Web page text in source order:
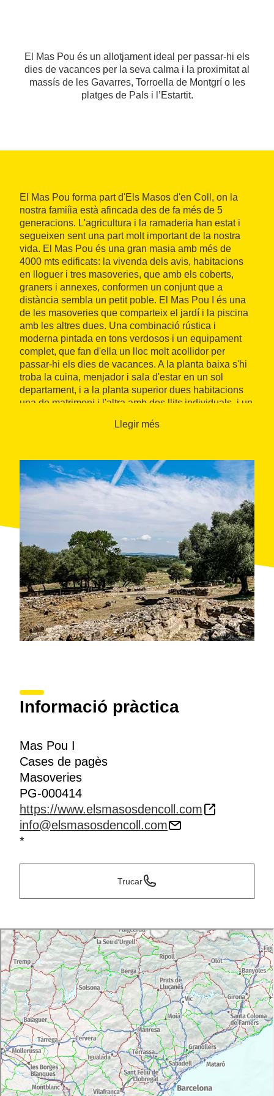
El Mas Pou és un allotjament ideal per passar-hi els
dies de vacances per la seva calma i la proximitat al
massís de les Gavarres, Torroella de Montgrí o les
platges de Pals i l’Estartit.
El Mas Pou forma part d'Els Masos d'en Coll, on la
nostra famiíia està afincada des de fa més de 5
generacions. L'agricultura i la ramaderia han estat i
segueixen sent una part molt important de la nostra
vida. El Mas Pou és una gran masia amb més de
4000 mts edificats: la vivenda dels avis, habitacions
en lloguer i tres masoveries, que amb els coberts,
graners i annexes, conformen un conjunt que a
distància sembla un petit poble. El Mas Pou I és una
de les masoveries que comparteix el jardí i la piscina
amb les altres dues. Una combinació rústica i
moderna pintada en tons verdosos i un equipament
complet, que fan d'ella un lloc molt acollidor per
passar-hi els dies de vacances. A la planta baixa s'hi
troba la cuina, menjador i sala d'estar en un sol
departament, i a la planta superior dues habitacions
una de matrimoni i l'altra amb dos llits individuals, i un
Llegir més
Informació pràctica
Mas Pou I
Cases de pagès
Masoveries
PG-000414
https://www.elsmasosdencoll.com
info@elsmasosdencoll.com
*
Trucar